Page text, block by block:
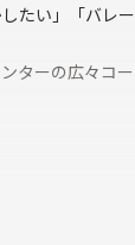
したい」「バレ
ターの広々コ